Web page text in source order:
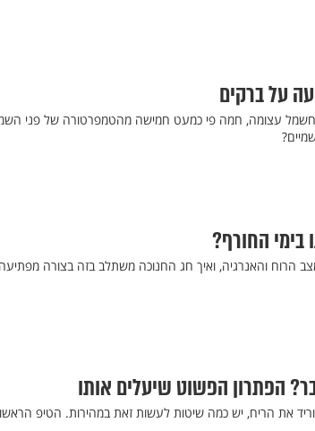
על ברקים
עצומה, חמה פי כמעט חמישה מהטמפרטורה של פני
החורף?
הרוח והאנרגיה, ואיך חג החנוכה משתלב בזה בצורה מפתיעה
הפתרון הפשוט שיעלים אותו
את הריח, יש כמה שיטות לעשות זאת במהירות. הטיפ